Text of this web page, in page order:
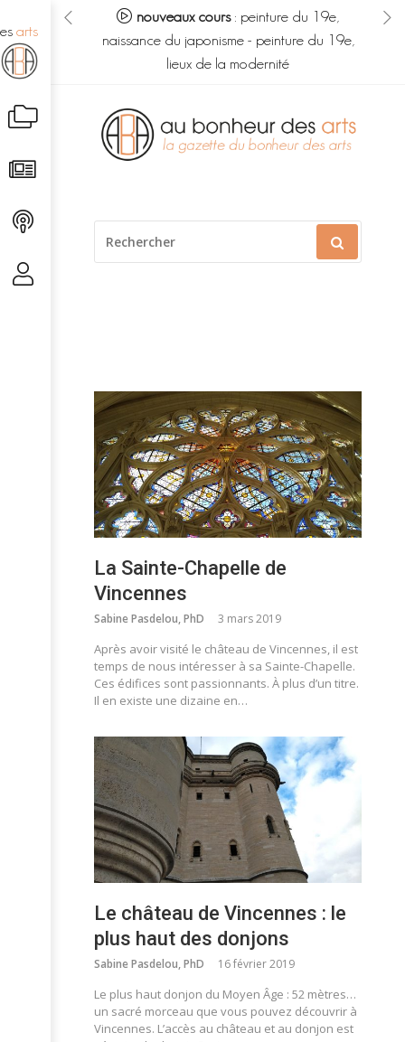
des arts :
savoir
nouveaux cours: peinture du 19e,
naissance du japonisme- peinture du 19e,
lieux de la modernité
arts
au
contenu
POUR
:
La Sainte-Chapelle de
Vincennes
Sabine Pasdelou, PhD 3 mars 2019
Après avoir visité le château de Vincennes, il est
temps de nous intéresser à sa Sainte-Chapelle.
Ces édifices sont passionnants. À plus d’un titre.
Il en existe une dizaine en…
Le château de Vincennes : le
plus haut des donjons
Sabine Pasdelou, PhD 16 février 2019
Le plus haut donjon du Moyen Âge : 52 mètres…
un sacré morceau que vous pouvez découvrir à
Vincennes. L’accès au château et au donjon est